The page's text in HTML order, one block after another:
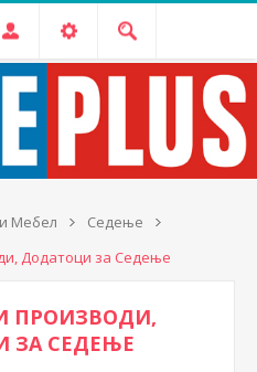
Мебел
Седење
Додатоци за Седење
ПРОИЗВОДИ,
ЗА СЕДЕЊЕ